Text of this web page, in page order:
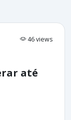
46 views
até